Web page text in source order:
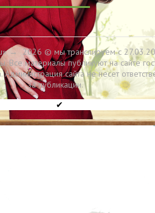
→ 2026 © мы транслируем с
Все материалы публикуют на сайте
Администрация сайта не несет
за публикации.
✔